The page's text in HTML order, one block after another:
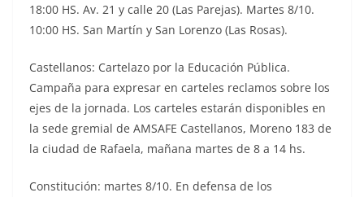
18:00 HS. Av. 21 y calle 20 (Las Parejas). Martes 8/10.
10:00 HS. San Martín y San Lorenzo (Las Rosas).
Castellanos: Cartelazo por la Educación Pública.
Campaña para expresar en carteles reclamos sobre los
ejes de la jornada. Los carteles estarán disponibles en
la sede gremial de AMSAFE Castellanos, Moreno 183 de
la ciudad de Rafaela, mañana martes de 8 a 14 hs.
Constitución: martes 8/10. En defensa de los